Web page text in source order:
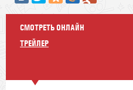
СМОТРЕТЬ ОНЛАЙН
ТРЕЙЛЕР